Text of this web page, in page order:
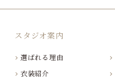
スタジオ案内
選ばれる理由
衣装紹介